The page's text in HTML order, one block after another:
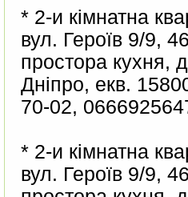
* 2-и кімнатна
вул. Героїв 9/9,
простора кухня,
Дніпро, екв.
70-02,
* 2-и кімнатна
вул. Героїв 9/9,